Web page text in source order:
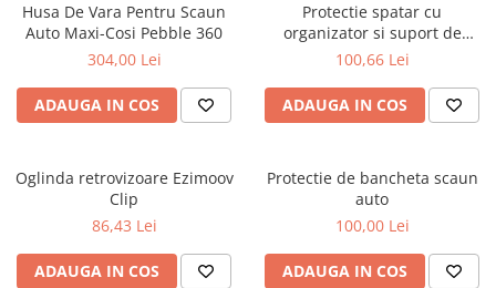
Husa De Vara Pentru Scaun
Auto Maxi-Cosi Pebble 360
304,00 Lei
ADAUGA IN COS
Protectie spatar cu
organizator si suport de
tableta
100,66 Lei
ADAUGA IN COS
Oglinda retrovizoare Ezimoov
Clip
86,43 Lei
ADAUGA IN COS
Protectie de bancheta scaun
auto
100,00 Lei
ADAUGA IN COS